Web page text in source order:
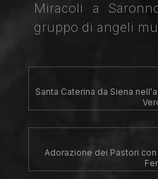
Miracoli a
gruppo di angeli
Santa Caterina da Siena
Adorazione dei Pastori